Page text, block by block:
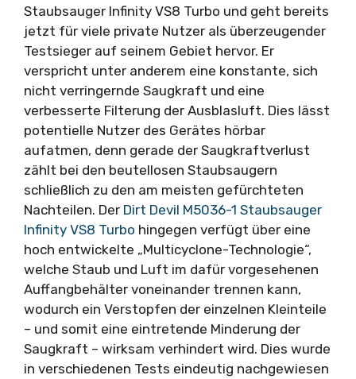
Staubsauger Infinity VS8 Turbo und geht bereits
jetzt für viele private Nutzer als überzeugender
Testsieger auf seinem Gebiet hervor. Er
verspricht unter anderem eine konstante, sich
nicht verringernde Saugkraft und eine
verbesserte Filterung der Ausblasluft. Dies lässt
potentielle Nutzer des Gerätes hörbar
aufatmen, denn gerade der Saugkraftverlust
zählt bei den beutellosen Staubsaugern
schließlich zu den am meisten gefürchteten
Nachteilen. Der Dirt Devil M5036-1 Staubsauger
Infinity VS8 Turbo hingegen verfügt über eine
hoch entwickelte „Multicyclone-Technologie“,
welche Staub und Luft im dafür vorgesehenen
Auffangbehälter voneinander trennen kann,
wodurch ein Verstopfen der einzelnen Kleinteile
– und somit eine eintretende Minderung der
Saugkraft – wirksam verhindert wird. Dies wurde
in verschiedenen Tests eindeutig nachgewiesen